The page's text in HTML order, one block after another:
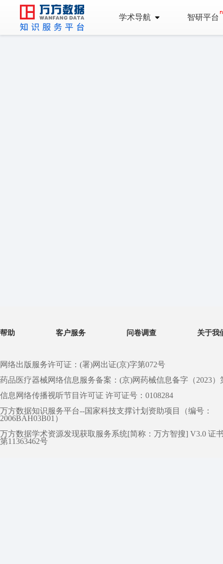
学术导航 智研平台
帮助 客户服务 问卷调查 关于我
网络出版服务许可证：(署)网出证(京)字第072号
药品医疗器械网络信息服务备案：(京)网药械信息备字（2023）
信息网络传播视听节目许可证 许可证号：0108284
万方数据知识服务平台--国家科技支撑计划资助项目（编号：
2006BAH03B01）
万方数据学术资源发现获取服务系统[简称：万方智搜] V3.0 证
第11363462号